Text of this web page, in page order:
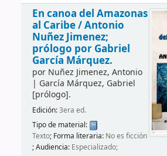
En canoa del Amazonas
al Caribe /Antonio
Nuñez Jimenez;
prólogo por Gabriel
García Márquez.
por Nuñez Jimenez, Antonio
| García Márquez, Gabriel
[prólogo].
Edición:3era ed.
Tipo de material:
Texto; Forma literaria: No es ficción
; Audiencia: Especializado;